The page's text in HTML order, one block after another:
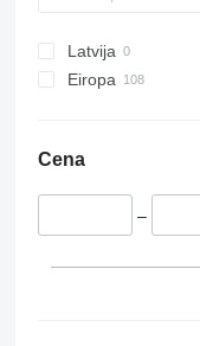
Vito
VNL
Latvija
Eiropa
Beļģija
Portugāle
Cena
–